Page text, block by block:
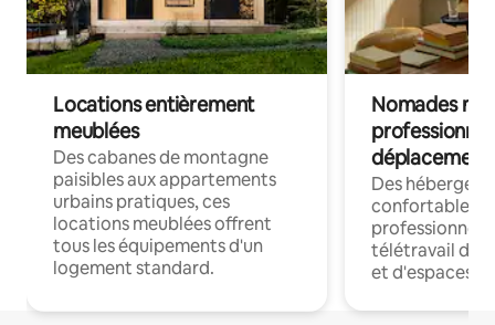
Locations entièrement
meublées
Des cabanes de montagne
paisibles aux appartements
urbains pratiques, ces
locations meublées offrent
tous les équipements d'un
logement standard.
Nomades
déplacement
Des
confortables
professionnels
télétravail
et d'espaces